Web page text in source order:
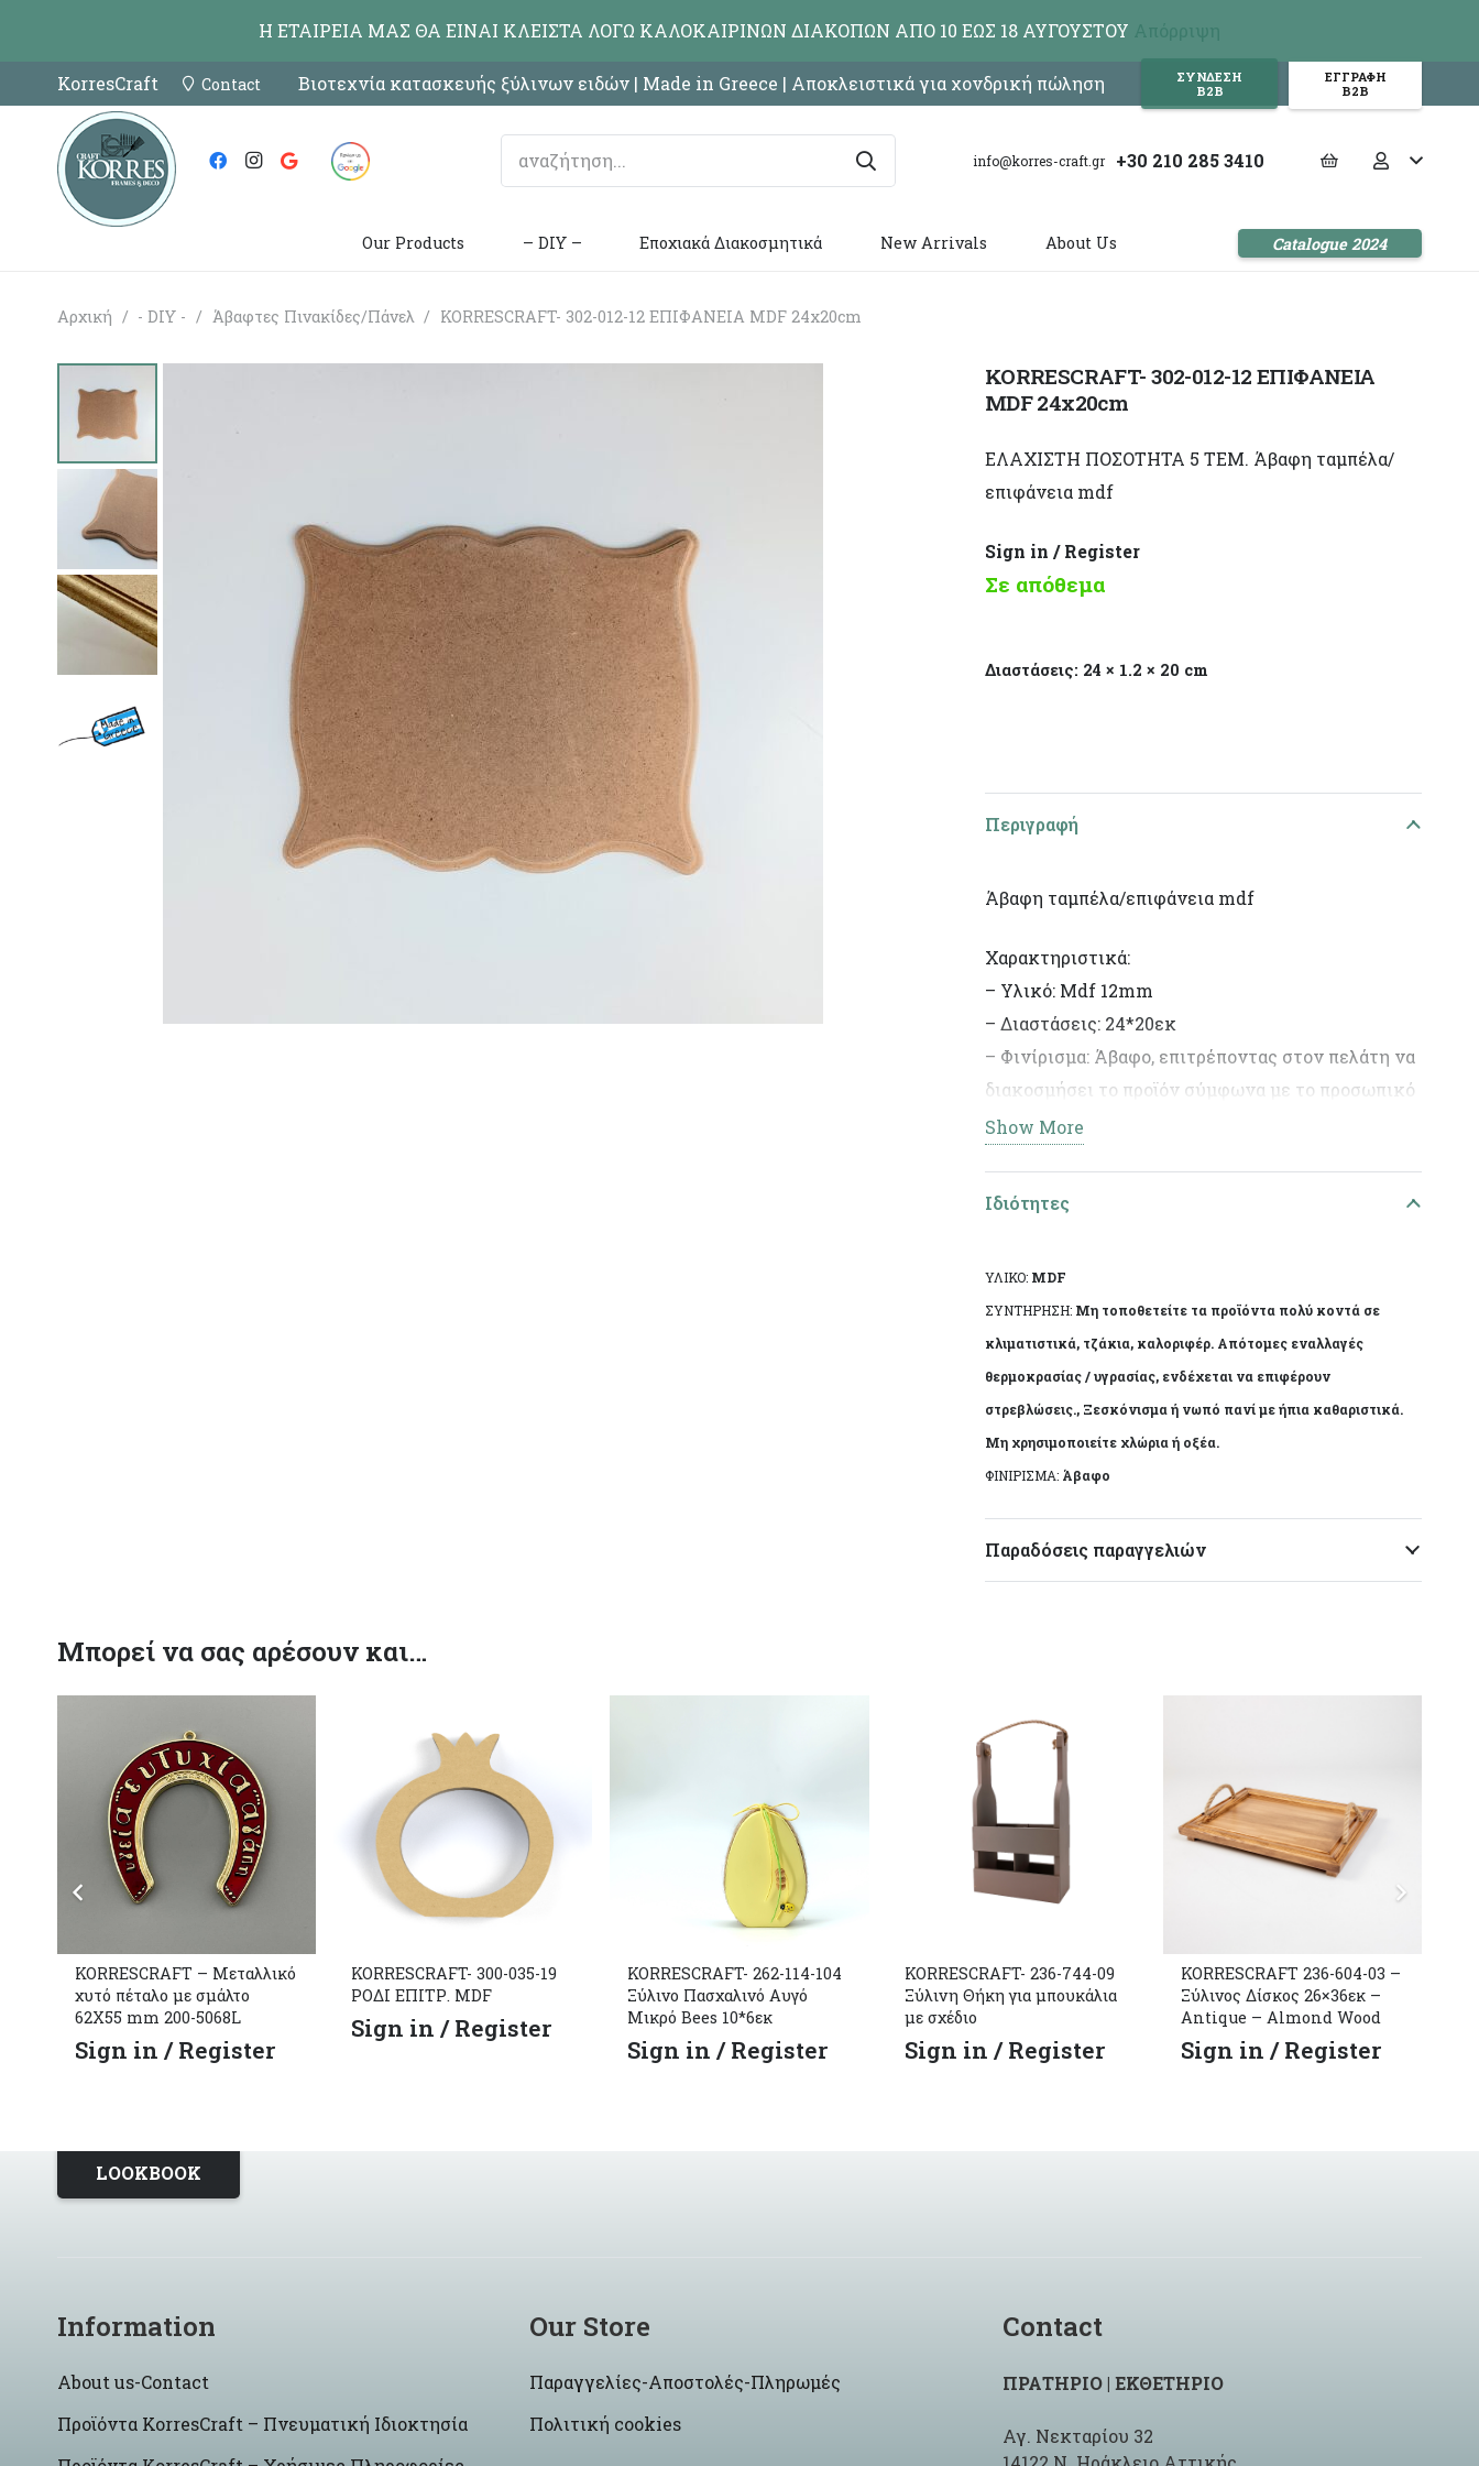
KorresCraft Contact Βιοτεχνία κατασκευής ξύλινων ειδών | Made in Greece | Αποκλειστικά για χονδρική πώληση
ΣΥΝΔΕΣΗ
Β2Β
ΕΓΓΡΑΦΗ
Β2Β
info@korres-craft.gr +30 210 285 3410
Our Products – DIY – Εποχιακά Διακοσμητικά New Arrivals About Us Catalogue 2024
Αρχική / - DIY - / Άβαφτες Πινακίδες/Πάνελ / KORRESCRAFT- 302-012-12 ΕΠΙΦΑΝΕΙΑ MDF 24x20cm
KORRESCRAFT- 302-012-12 ΕΠΙΦΑΝΕΙΑ
MDF 24x20cm
ΕΛΑΧΙΣΤΗ ΠΟΣΟΤΗΤΑ 5 ΤΕΜ. Άβαφη ταμπέλα/
επιφάνεια mdf
Sign in / Register
Σε απόθεμα
Διαστάσεις: 24 × 1.2 × 20 cm
Περιγραφή
Άβαφη ταμπέλα/επιφάνεια mdf
Χαρακτηριστικά:
– Υλικό: Mdf 12mm
– Διαστάσεις: 24*20εκ
– Φινίρισμα: Άβαφο, επιτρέποντας στον πελάτη να
διακοσμήσει το προϊόν σύμφωνα με το προσωπικό
του γούστο.
Show More
Ιδιότητες
ΥΛΙΚΟ: MDF
ΣΥΝΤΗΡΗΣΗ: Μη τοποθετείτε τα προϊόντα πολύ κοντά σε
κλιματιστικά, τζάκια, καλοριφέρ. Απότομες εναλλαγές
θερμοκρασίας / υγρασίας, ενδέχεται να επιφέρουν
στρεβλώσεις., Ξεσκόνισμα ή νωπό πανί με ήπια καθαριστικά.
Μη χρησιμοποιείτε χλώρια ή οξέα.
ΦΙΝΙΡΙΣΜΑ: Άβαφο
Παραδόσεις παραγγελιών
Μπορεί να σας αρέσουν και…
KORRESCRAFT – Μεταλλικό
χυτό πέταλο με σμάλτο
62X55 mm 200-5068L
Sign in / Register
KORRESCRAFT- 300-035-19
ΡΟΔΙ ΕΠΙΤΡ. MDF
Sign in / Register
KORRESCRAFT- 262-114-104
Ξύλινο Πασχαλινό Αυγό
Μικρό Bees 10*6εκ
Sign in / Register
KORRESCRAFT- 236-744-09
Ξύλινη Θήκη για μπουκάλια
με σχέδιο
Sign in / Register
KORRESCRAFT 236-604-03 –
Ξύλινος Δίσκος 26×36εκ –
Antique – Almond Wood
Sign in / Register
LOOKBOOK
Information
About us-Contact
Προϊόντα KorresCraft – Πνευματική Ιδιοκτησία
Our Store
Παραγγελίες-Αποστολές-Πληρωμές
Πολιτική cookies
Contact
ΠΡΑΤΗΡΙΟ | ΕΚΘΕΤΗΡΙΟ
Αγ. Νεκταρίου 32
Η ΕΤΑΙΡΕΙΑ ΜΑΣ ΘΑ ΕΙΝΑΙ ΚΛΕΙΣΤΑ ΛΟΓΩ ΚΑΛΟΚΑΙΡΙΝΩΝ ΔΙΑΚΟΠΩΝ ΑΠΟ 10 ΕΩΣ 18 ΑΥΓΟΥΣΤΟΥ Απόρριψη